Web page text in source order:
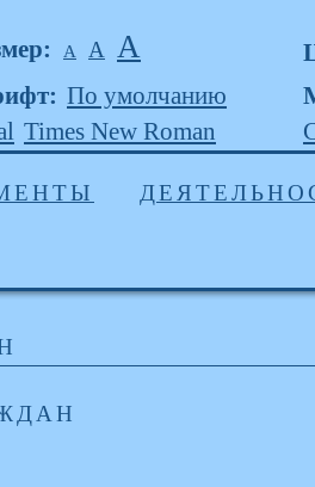
А А А
По умолчанию
Times New Roman